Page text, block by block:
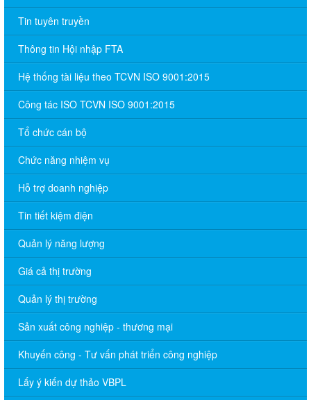
Tin tuyên truyền
Thông tin Hội nhập FTA
Hệ thống tài liệu theo TCVN ISO 9001:2015
Công tác ISO TCVN ISO 9001:2015
Tổ chức cán bộ
Chức năng nhiệm vụ
Hỗ trợ doanh nghiệp
Tin tiết kiệm điện
Quản lý năng lượng
Giá cả thị trường
Quản lý thị trường
Sản xuất công nghiệp - thương mại
Khuyến công - Tư vấn phát triển công nghiệp
Lấy ý kiến dự thảo VBPL